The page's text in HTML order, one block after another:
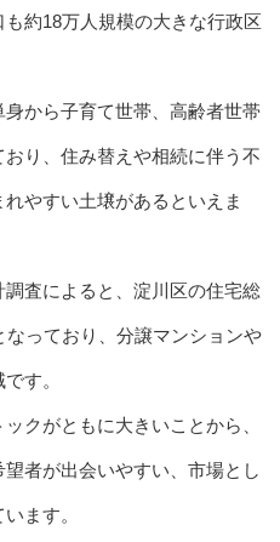
約18万人規模の大きな行政区
から子育て世帯、高齢者世帯
り、住み替えや相続に伴う不
やすい土壌があるといえま
査によると、淀川区の住宅総
っており、分譲マンションや
す。
クがともに大きいことから、
者が出会いやすい、市場とし
ます。